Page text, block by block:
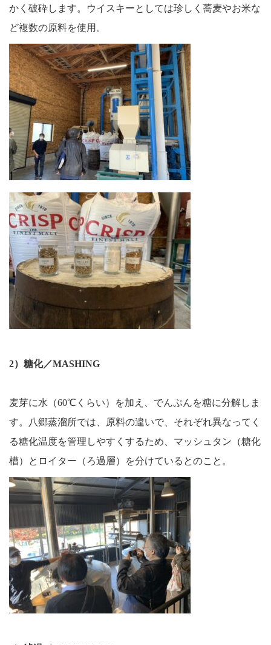
かく破砕します。ウイスキーとしては珍しく蕎麦やお米な
ど複数の原料を使用。
2）糖化／MASHING
麦芽に水（60℃くらい）を加え、でんぷんを糖に分解しま
す。八郷蒸溜所では、原料の違いで、それぞれ異なってく
る糖化温度を管理しやすくするため、マッシュタン（糖化
槽）とロイター（ろ過層）を分けているとのこと。